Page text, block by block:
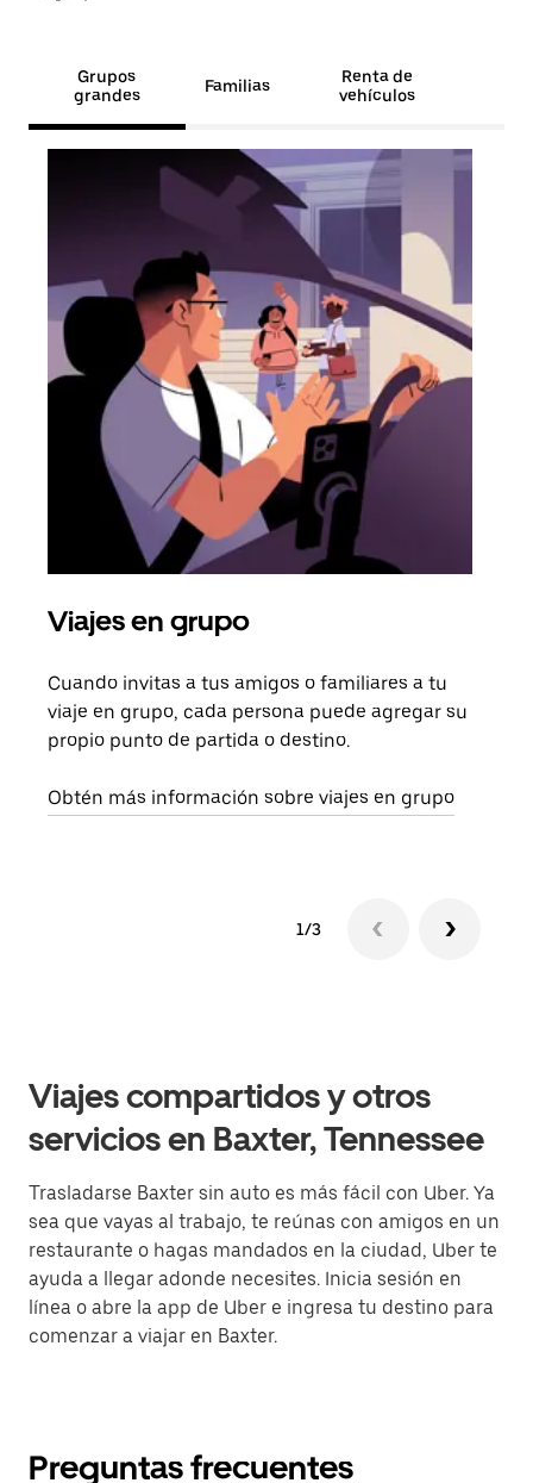
Grupos
grandes
Familias
Renta de
vehículos
Viajes en grupo
Cuando invitas a tus amigos o familiares a tu
viaje en grupo, cada persona puede agregar su
propio punto de partida o destino.
Obtén más información sobre viajes en grupo
1/3
Viajes compartidos y otros
servicios en Baxter, Tennessee
Trasladarse Baxter sin auto es más fácil con Uber. Ya
sea que vayas al trabajo, te reúnas con amigos en un
restaurante o hagas mandados en la ciudad, Uber te
ayuda a llegar adonde necesites. Inicia sesión en
línea o abre la app de Uber e ingresa tu destino para
comenzar a viajar en Baxter.
Preguntas frecuentes